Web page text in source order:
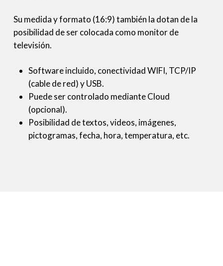
Su medida y formato (16:9) también la dotan de la
posibilidad de ser colocada como monitor de
televisión.
Software incluido, conectividad WIFI, TCP/IP
(cable de red) y USB.
Puede ser controlado mediante Cloud
(opcional).
Posibilidad de textos, videos, imágenes,
pictogramas, fecha, hora, temperatura, etc.